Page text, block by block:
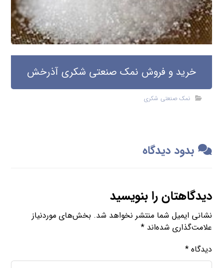
خرید و فروش نمک صنعتی شکری آذرخش
نمک صنعتی شکری
بدود دیدگاه
دیدگاهتان را بنویسید
نشانی ایمیل شما منتشر نخواهد شد. بخش‌های موردنیاز
علامت‌گذاری شده‌اند*
دیدگاه*